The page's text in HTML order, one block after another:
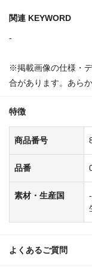
関連 KEYWORD
-
※掲載画像の仕様・
合があります。あら
特徴
商品番号
品番
素材・生産国
-
よくあるご質問